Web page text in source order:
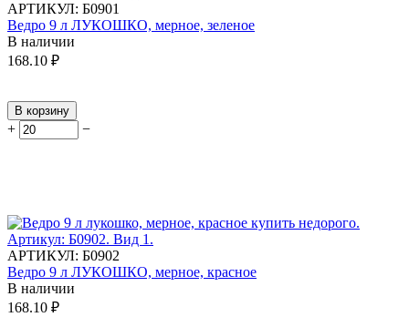
АРТИКУЛ: Б0901
Ведро 9 л ЛУКОШКО, мерное, зеленое
В наличии
168.10 ₽
В корзину
+ −
АРТИКУЛ: Б0902
Ведро 9 л ЛУКОШКО, мерное, красное
В наличии
168.10 ₽